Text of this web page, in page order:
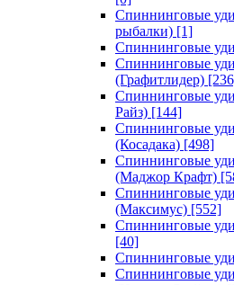
Спиннинговые
рыбалки) [1]
Спиннинговые
Спиннинговые
(Графитлидер)
Спиннинговые
Райз) [144]
Спиннинговые
(Косадака) [498]
Спиннинговые
(Маджор Крафт)
Спиннинговые
(Максимус) [552]
Спиннинговые
[40]
Спиннинговые
Спиннинговые